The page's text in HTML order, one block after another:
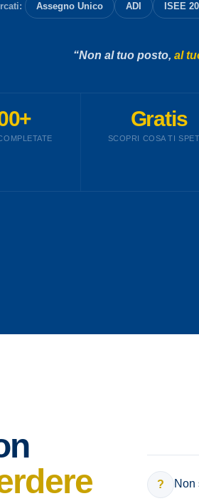
Assegno Unico ADI ISEE
“Non al tuo posto, al
Gratis
SCOPRI COSA TI
? Non